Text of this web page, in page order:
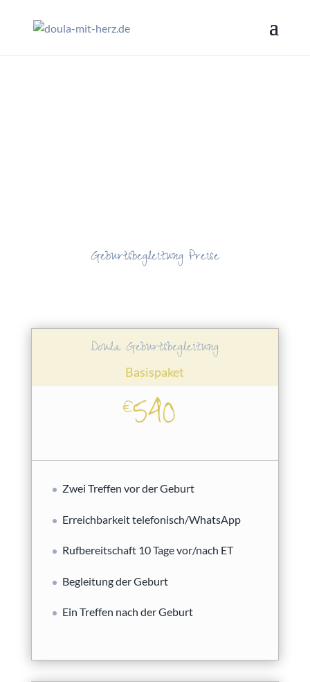
Geburtsbegleitung Preise
Doula Geburtsbegleitung
Basispaket
€540
Zwei Treffen vor der Geburt
Erreichbarkeit telefonisch/WhatsApp
Rufbereitschaft 10 Tage vor/nach ET
Begleitung der Geburt
Ein Treffen nach der Geburt